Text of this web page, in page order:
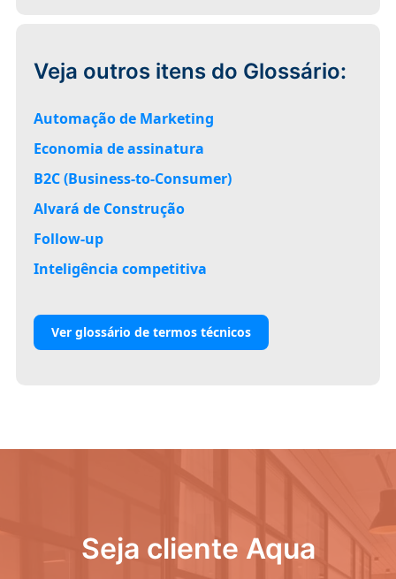
Veja outros itens do Glossário:
Automação de Marketing
Economia de assinatura
B2C (Business-to-Consumer)
Alvará de Construção
Follow-up
Inteligência competitiva
Ver glossário de termos técnicos
Seja cliente Aqua